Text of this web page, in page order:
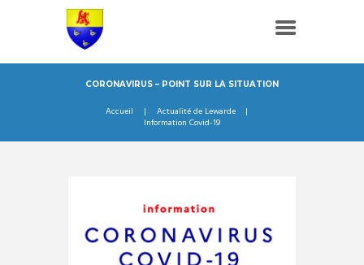
CORONAVIRUS – POINT SUR LA SITUATION
Accueil
Actualité de Lewarde
Information Covid-19